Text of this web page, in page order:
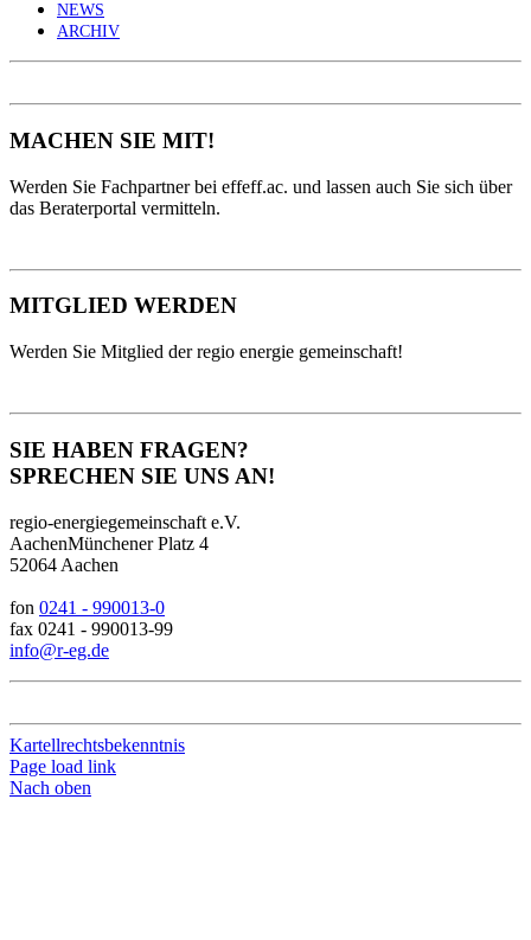
NEWS
ARCHIV
MACHEN SIE MIT!
Werden Sie Fachpartner bei effeff.ac. und lassen auch Sie sich über
das Beraterportal vermitteln.
MITGLIED WERDEN
Werden Sie Mitglied der regio energie gemeinschaft!
SIE HABEN FRAGEN?
SPRECHEN SIE UNS AN!
regio-energiegemeinschaft e.V.
AachenMünchener Platz 4
52064 Aachen
fon 0241 - 990013-0
fax 0241 - 990013-99
info@r-eg.de
Kartellrechtsbekenntnis
Page load link
Nach oben